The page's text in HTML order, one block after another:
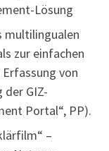
Lösung
multilingualen
zur einfachen
von
GIZ-
Portal“, PP).
–